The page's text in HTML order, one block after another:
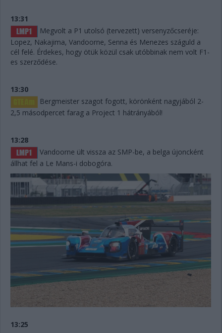
13:31
Megvolt a P1 utolsó (tervezett) versenyzőcseréje:
Lopez, Nakajima, Vandoorne, Senna és Menezes száguld a
cél felé. Érdekes, hogy ötük közül csak utóbbinak nem volt F1-
es szerződése.
13:30
Bergmeister szagot fogott, körönként nagyjából 2-
2,5 másodpercet farag a Project 1 hátrányából!
13:28
Vandoorne ült vissza az SMP-be, a belga újoncként
állhat fel a Le Mans-i dobogóra.
13:25